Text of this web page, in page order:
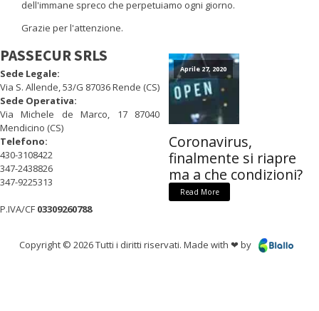
dell'immane spreco che perpetuiamo ogni giorno.
Grazie per l'attenzione.
PASSECUR SRLS
Sede Legale:
Via S. Allende, 53/G 87036 Rende (CS)
Sede Operativa:
Via Michele de Marco, 17 87040
Mendicino (CS)
Telefono:
430-3108422
347-2438826
347-9225313
P.IVA/CF 03309260788
Aprile 27, 2020
Coronavirus,
finalmente si riapre
ma a che condizioni?
Read More
Copyright © 2026 Tutti i diritti riservati. Made with ❤ by